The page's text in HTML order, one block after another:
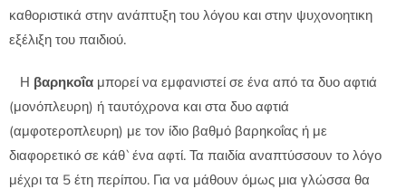
καθοριστικά στην ανάπτυξη του λόγου και στην ψυχονοητικη
εξέλιξη του παιδιού.
Η βαρηκοΐα μπορεί να εμφανιστεί σε ένα από τα δυο αφτιά
(μονόπλευρη) ή ταυτόχρονα και στα δυο αφτιά
(αμφοτεροπλευρη) με τον ίδιο βαθμό βαρηκοΐας ή με
διαφορετικό σε κάθ`ένα αφτί. Τα παιδία αναπτύσσουν το λόγο
μέχρι τα 5 έτη περίπου. Για να μάθουν όμως μια γλώσσα θα